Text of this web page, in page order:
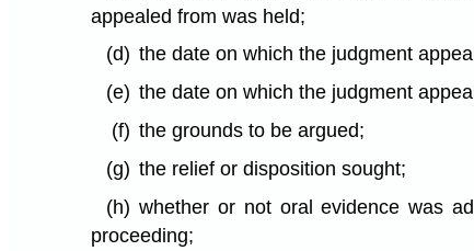
appealed from was held;
(d) the date on which the judgment
(e) the date on which the judgment
(f) the grounds to be argued;
(g) the relief or disposition sought;
(h) whether or not oral evidence was
proceeding;